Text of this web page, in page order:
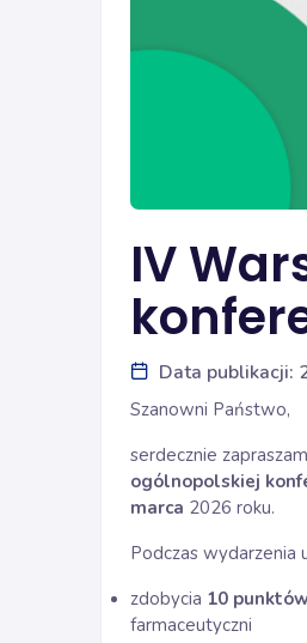
IV
Data publikacji:
Szanowni Państwo,
serdecznie
ogólnopolskiej
marca 2026 roku.
Podczas wydarzenia
zdobycia 10
farmaceutyczni